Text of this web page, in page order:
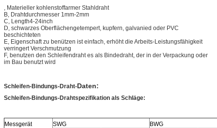
, Materieller kohlenstoffarmer Stahldraht
B, Drahtdurchmesser 1mm-2mm
C, Length4-24inch
D, schwarzes Oberflächengetempert, kupfern, galvanied oder PVC
beschichteten
E, Eigenschaft zu benützen ist einfach, erhöht die Arbeits-Leistungsfähigkeit
verringert Verschmutzung
F, benutzen den Schleifendraht es als Bindedraht, der in der Verpackung oder
im Bau benutzt wird
Schleifen-Bindungs-Draht-Daten:
Schleifen-Bindungs-Drahtspezifikation als Schläge:
Messgerät SWG
BWG